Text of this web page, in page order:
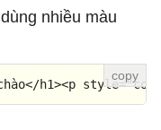
nhiều màu
</h1><p style=